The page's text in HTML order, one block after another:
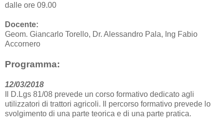
dalle ore 09.00
Docente:
Geom. Giancarlo Torello, Dr. Alessandro Pala, Ing Fabio
Accornero
Programma:
12/03/2018
Il D.Lgs 81/08 prevede un corso formativo dedicato agli
utilizzatori di trattori agricoli. Il percorso formativo prevede lo
svolgimento di una parte teorica e di una parte pratica.